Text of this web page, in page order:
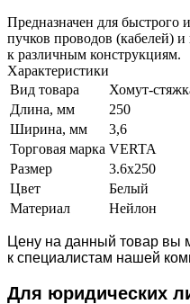
Предназначен для быстрого
пучков проводов (кабелей)
к различным конструкциям.
Характеристики
Вид товара
Хомут-
Длина, мм
250
Ширина, мм
3,6
Торговая марка VERTA
Размер
3.6х250
Цвет
Белый
Материал
Нейлон
Цену на данный товар вы
к специалистам нашей
Для юридических